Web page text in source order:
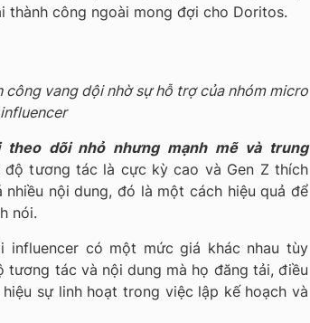
thành công ngoài mong đợi cho Doritos.
công vang dội nhờ sự hỗ trợ của nhóm micro
influencer
theo dõi nhỏ nhưng mạnh mẽ và trung
tương tác là cực kỳ cao và Gen Z thích
nội dung, đó là một cách hiệu quả để
nói.
influencer có một mức giá khác nhau tùy
tương tác và nội dung mà họ đăng tải, điều
sự linh hoạt trong việc lập kế hoạch và